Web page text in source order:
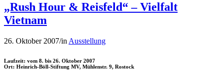
„Rush Hour & Reisfeld“ – Vielfalt
Vietnam
26. Oktober 2007/in Ausstellung
Laufzeit: vom 8. bis 26. Oktober 2007
Ort: Heinrich-Böll-Stiftung MV, Mühlenstr. 9, Rostock